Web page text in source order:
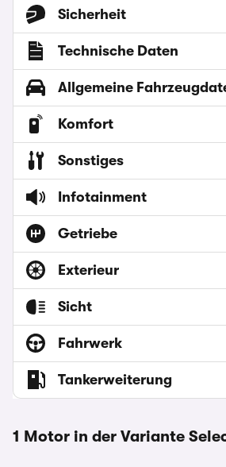
Sicherheit
Technische Daten
Allgemeine
Komfort
Sonstiges
Infotainment
Getriebe
Exterieur
Sicht
Fahrwerk
Tankerweiterung
1 Motor in der Variante